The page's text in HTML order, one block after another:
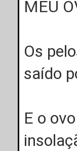
MEU
Os
saído
E o